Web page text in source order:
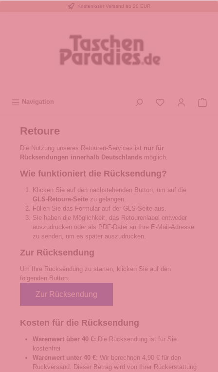
Kostenloser Versand ab 20 EUR
Navigation
Retoure
Die Nutzung unseres Retouren-Services ist nur für
Rücksendungen innerhalb Deutschlands möglich.
Wie funktioniert die Rücksendung?
Klicken Sie auf den nachstehenden Button, um auf die
GLS-Retoure-Seitezu gelangen.
Füllen Sie das Formular auf der GLS-Seite aus.
Sie haben die Möglichkeit, das Retourenlabel entweder
auszudrucken oder als PDF-Datei an Ihre E-Mail-Adresse
zu senden, um es später auszudrucken.
Zur Rücksendung
Um Ihre Rücksendung zu starten, klicken Sie auf den
folgenden Button:
Zur Rücksendung
Kosten für die Rücksendung
Warenwert über 40 €: Die Rücksendung ist für Sie
kostenfrei.
Warenwert unter 40 €: Wir berechnen 4,90 € für den
Rückversand. Dieser Betrag wird von Ihrer Rückerstattung